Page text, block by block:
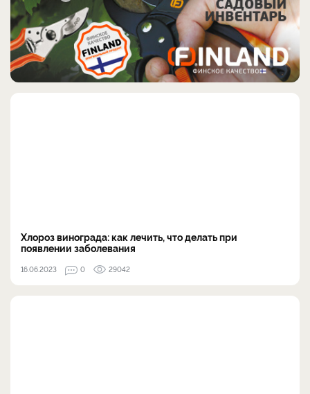
Хлороз винограда: как лечить, что делать при
появлении заболевания
16.06.2023 0 29042